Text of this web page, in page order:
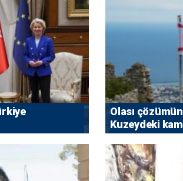
Olası
Kuzeydeki